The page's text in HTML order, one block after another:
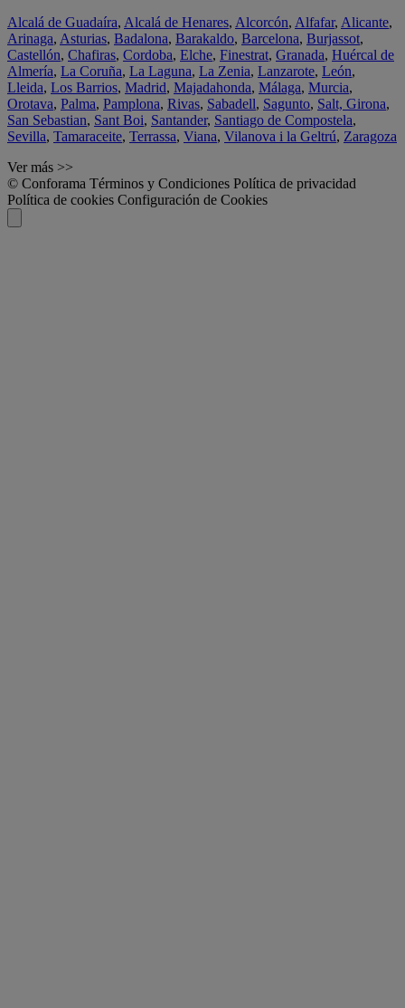
Alcalá de Guadaíra, Alcalá de Henares, Alcorcón, Alfafar, Alicante,
Arinaga, Asturias, Badalona, Barakaldo, Barcelona, Burjassot,
Castellón, Chafiras, Cordoba, Elche, Finestrat, Granada, Huércal de
Almería, La Coruña, La Laguna, La Zenia, Lanzarote, León,
Lleida, Los Barrios, Madrid, Majadahonda, Málaga, Murcia,
Orotava, Palma, Pamplona, Rivas, Sabadell, Sagunto, Salt, Girona,
San Sebastian, Sant Boi, Santander, Santiago de Compostela,
Sevilla, Tamaraceite, Terrassa, Viana, Vilanova i la Geltrú, Zaragoza
Ver más >>
© Conforama Términos y Condiciones Política de privacidad
Política de cookies Configuración de Cookies